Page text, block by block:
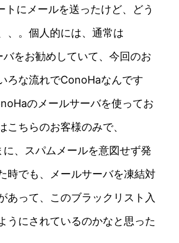
トにメールを送ったけど、どう
、。個人的には、通常は
をお勧めしていて、今回のお
ろな流れでConoHaなんです
のメールサーバを使ってお
こちらのお客様のみで、
、スパムメールを意図せず発
時でも、メールサーバを凍結対
あって、このブラックリスト入
うにされているのかなと思った